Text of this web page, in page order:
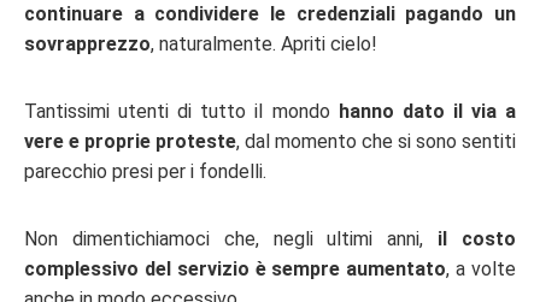
continuare a condividere le credenziali pagando un
sovrapprezzo, naturalmente. Apriti cielo!
Tantissimi utenti di tutto il mondo hanno dato il via a
vere e proprie proteste, dal momento che si sono sentiti
parecchio presi per i fondelli.
Non dimentichiamoci che, negli ultimi anni, il costo
complessivo del servizio è sempre aumentato, a volte